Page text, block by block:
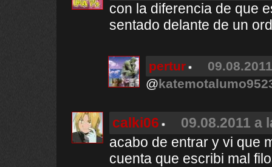
con la diferencia de que
sentado delante de un
pertur
@
calki06
09.08.2011 a
acabo de entrar y vi que
cuenta que escribi mal